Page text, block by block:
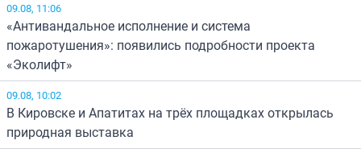
09.08, 11:06
«Антивандальное исполнение и система
пожаротушения»: появились подробности проекта
«Эколифт»
09.08, 10:02
В Кировске и Апатитах на трёх площадках открылась
природная выставка